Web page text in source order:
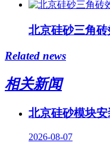
北京硅砂三角砖
Related news
相关新闻
北京硅砂模块
2026-08-07